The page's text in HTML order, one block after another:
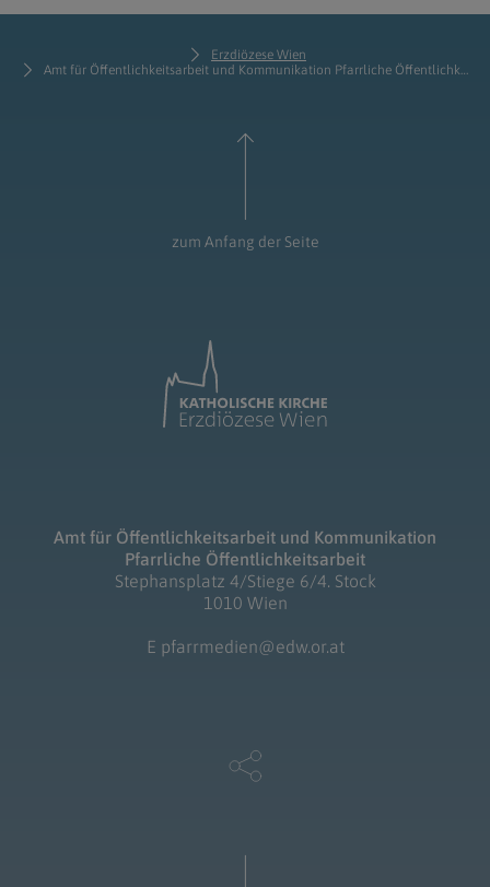
Erzdiözese Wien
Amt für Öffentlichkeitsarbeit und Kommunikation Pfarrliche Öffentlichkeitsarbeit
zum Anfang der Seite
Amt für Öffentlichkeitsarbeit und Kommunikation
Pfarrliche Öffentlichkeitsarbeit
Stephansplatz 4/Stiege 6/4. Stock
1010 Wien
E pfarrmedien@edw.or.at